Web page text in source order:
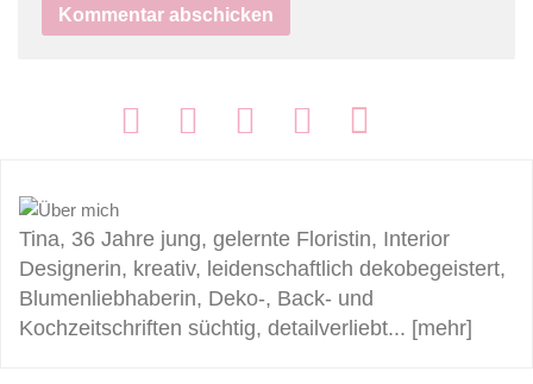
Tina, 36 Jahre jung, gelernte Floristin, Interior
Designerin, kreativ, leidenschaftlich dekobegeistert,
Blumenliebhaberin, Deko-, Back- und
Kochzeitschriften süchtig, detailverliebt... [mehr]